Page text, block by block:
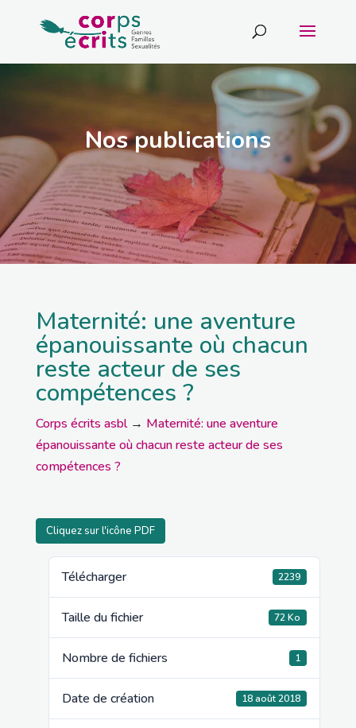
Nos publications
Maternité: une aventure
épanouissante où chacun
reste acteur de ses
compétences ?
Corps écrits asbl→ Maternité: une aventure
épanouissante où chacun reste acteur de ses
compétences ?
Cliquez sur l'icône PDF
Télécharger 2239
Taille du fichier 72 Ko
Nombre de fichiers 1
Date de création 18 août 2018